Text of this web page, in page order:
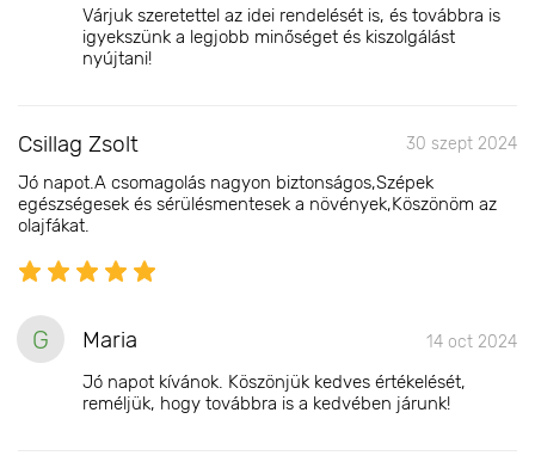
Várjuk szeretettel az idei rendelését is, és továbbra is
igyekszünk a legjobb minőséget és kiszolgálást
nyújtani!
Csillag Zsolt 30 szept 2024
Jó napot.A csomagolás nagyon biztonságos,Szépek
egészségesek és sérülésmentesek a növények,Köszönöm az
olajfákat.
G Maria 14 oct 2024
Jó napot kívánok. Köszönjük kedves értékelését,
reméljük, hogy továbbra is a kedvében járunk!